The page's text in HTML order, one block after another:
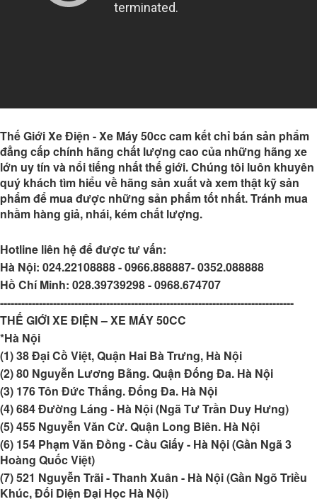
Thế Giới Xe Điện - Xe Máy 50cccam kết chỉ bán sản phẩm
đẳng cấp chính hãng chất lượng cao của những hãng xe
lớn uy tín và nổi tiếng nhất thế giới. Chúng tôi luôn khuyên
quý khách tìm hiểu về hãng sản xuất và xem thật kỹ sản
phẩm để mua được những sản phẩm tốt nhất. Tránh mua
nhầm hàng giả, nhái, kém chất lượng.
Hotline liên hệ để được tư vấn:
Hà Nội: 024.22108888 - 0966.888887- 0352.088888
Hồ Chí Minh: 028.39739298 - 0968.674707
-----------------------------------------------------------------------------------
THẾ GIỚI XE ĐIỆN – XE MÁY 50CC
*Hà Nội
(1) 38 Đại Cồ Việt, Quận Hai Bà Trưng, Hà Nội
(2) 80 Nguyễn Lương Bằng. Quận Đống Đa. Hà Nội
(3) 176 Tôn Đức Thắng. Đống Đa. Hà Nội
(4) 684 Đường Láng - Hà Nội (Ngã Tư Trần Duy Hưng)
(5) 455 Nguyễn Văn Cừ. Quận Long Biên. Hà Nội
(6) 154 Phạm Văn Đồng - Cầu Giấy - Hà Nội (Gần Ngã 3
Hoàng Quốc Việt)
(7) 521 Nguyễn Trãi - Thanh Xuân - Hà Nội (Gần Ngõ Triều
Khúc, Đối Diện Đại Học Hà Nội)